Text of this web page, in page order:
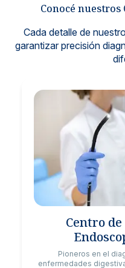
Conocé nuestros
Cada detalle de
garantizar precisión
Centro
Pioneros en el
enfermedades